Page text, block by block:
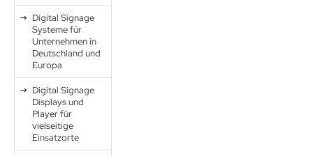
Digital Signage
Systeme für
Unternehmen in
Deutschland und
Europa
Digital Signage
Displays und
Player für
vielseitige
Einsatzorte